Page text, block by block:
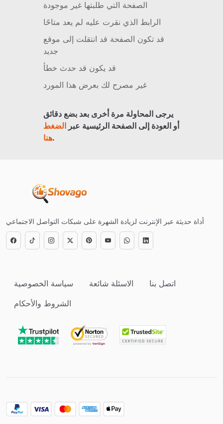
الصفحة التي طلبتها غير موجودة
الرابط الذي نقرت عليه لم يعد متاحًا
قد تكون الصفحة قد انتقلت إلى موقع
جديد
قد يكون قد حدث خطأ
غير مصرح لك بعرض هذا المورد
يرجى المحاولة مرة أخرى بعد بضع دقائق
أو العودة إلى الصفحة الرئيسية عبرالضغط
هنا.
أداة حديثة عبر الإنترنت لزيادة الشهرة على شبكات التواصل الاجتماعي
سياسة الخصوصية الاسئلة شائعة
اتصل بنا
الشروط والأحكام